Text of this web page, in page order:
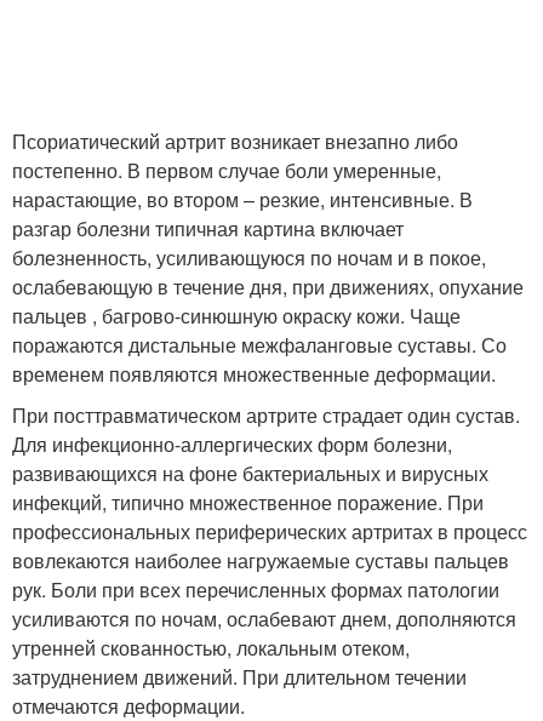
Псориатический артрит возникает внезапно либо
постепенно. В первом случае боли умеренные,
нарастающие, во втором – резкие, интенсивные. В
разгар болезни типичная картина включает
болезненность, усиливающуюся по ночам и в покое,
ослабевающую в течение дня, при движениях, опухание
пальцев , багрово-синюшную окраску кожи. Чаще
поражаются дистальные межфаланговые суставы. Со
временем появляются множественные деформации.
При посттравматическом артрите страдает один сустав.
Для инфекционно-аллергических форм болезни,
развивающихся на фоне бактериальных и вирусных
инфекций, типично множественное поражение. При
профессиональных периферических артритах в процесс
вовлекаются наиболее нагружаемые суставы пальцев
рук. Боли при всех перечисленных формах патологии
усиливаются по ночам, ослабевают днем, дополняются
утренней скованностью, локальным отеком,
затруднением движений. При длительном течении
отмечаются деформации.